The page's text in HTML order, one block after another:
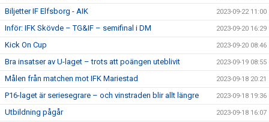
Biljetter IF Elfsborg - AIK 2023-09-22 11:00
Inför: IFK Skövde – TG&IF – semifinal i DM 2023-09-20 16:29
Kick On Cup 2023-09-20 08:46
Bra insatser av U-laget – trots att poängen uteblivit 2023-09-19 08:55
Målen från matchen mot IFK Mariestad 2023-09-18 20:21
P16-laget är seriesegrare – och vinstraden blir allt längre 2023-09-18 19:36
Utbildning pågår 2023-09-18 16:07